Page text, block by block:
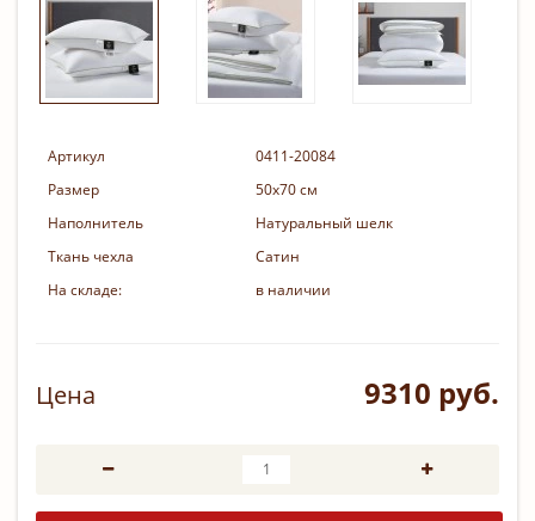
Артикул
0411-20084
Размер
50х70 см
Наполнитель
Натуральный шелк
Ткань чехла
Сатин
На складе:
в наличии
Цена 9310 руб.